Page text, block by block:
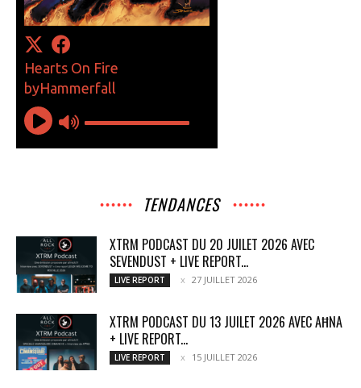
TENDANCES
XTRM PODCAST DU 20 JUILET 2026 AVEC
SEVENDUST + LIVE REPORT...
LIVE REPORT 27 JUILLET 2026
XTRM PODCAST DU 13 JUILET 2026 AVEC AĦNA
+ LIVE REPORT...
LIVE REPORT 15 JUILLET 2026